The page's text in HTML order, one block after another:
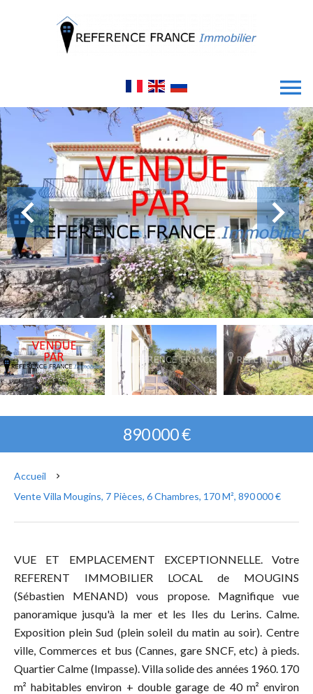
890 000 €
Accueil
Vente Villa Mougins, 7 Pièces, 6 Chambres, 170 M², 890 000 €
VUE ET EMPLACEMENT EXCEPTIONNELLE. Votre
REFERENT IMMOBILIER LOCAL de MOUGINS
(Sébastien MENAND) vous propose. Magnifique vue
panoramique jusqu'à la mer et les Iles du Lerins. Calme.
Exposition plein Sud (plein soleil du matin au soir). Centre
ville, Commerces et bus (Cannes, gare SNCF, etc) à pieds.
Quartier Calme (Impasse). Villa solide des années 1960. 170
m² habitables environ + double garage de 40 m² environ